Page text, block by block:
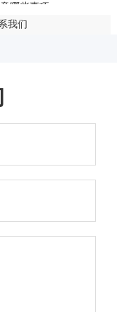
哪些事项
我们